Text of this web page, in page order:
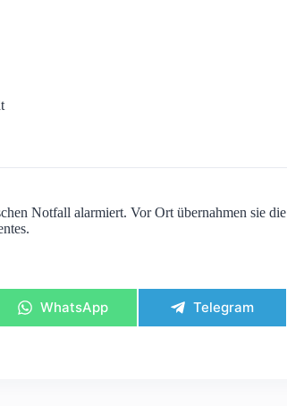
Notfall alarmiert. Vor Ort übernahmen sie die
Share
WhatsApp Share
Telegram